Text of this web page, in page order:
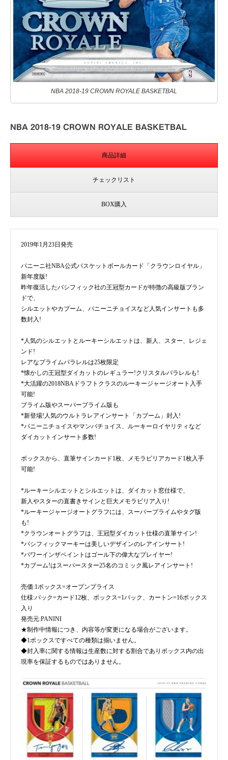
NBA 2018-19 CROWN ROYALE BASKETBAL
NBA 2018-19 CROWN ROYALE BASKETBAL
商品詳細
チェックリスト
BOX購入
2019年1月23日発売
パニーニ社NBA公式バスケットボールカード「クラウンロイヤル」
新年度版!
昨年復活したパシフィック社の王冠型カードが特徴の高級版ブラン
ドで、
シルエットやカブーム、パニーニチョイスなど人気インサートも多
数封入!
*人気のシルエットとルーキーシルエットは、新人、スター、レジェ
ンド!
レアなプライムパラレルは25枚限定
*懐かしの王冠型ダイカットのレギュラー!クリスタルパラレルも!
*大活躍の2018NBAドラフトクラスのルーキージャージオート入手
可能!
プライム版やスーパープライム版も
*新登場!人気のウルトラレアインサート「カブーム」封入!
*パニーニチョイスやマンバチョイス、ルーキーロイヤリティなど
ダイカットインサート多数!
ボックスから、直筆サインカード1枚、メモラビリアカード1枚入手
可能!
*ルーキーシルエットとシルエットは、ダイカット窓仕様で、
新人やスターの直書きサインと巨大メモラビリア入り!
*ルーキージャージオートグラフには、スーパープライムやタグ版
も!
*クラウンオートグラフは、王冠型ダイカット仕様の直筆サイン!
*パシフィックマーキーは美しいデザインのレアインサート!
*パワーインザペイントはゴール下の偉大なプレイヤー!
*カブーム!はスーパースター25名のコミック風レアインサート!
売価:1ボックス=オープンプライス
仕様:パック=カード12枚、ボックス=1パック、カートン=16ボックス
入り
発売元:PANINI
★制作中情報につき、内容等が変更になる場合がございます。
◆1ボックスですべての種類は揃いません。
◆封入率に関する情報は生産数に対する割合でありボックス内の出
現率を保証するものではありません。